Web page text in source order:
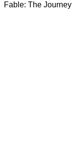
Fable: The Journey